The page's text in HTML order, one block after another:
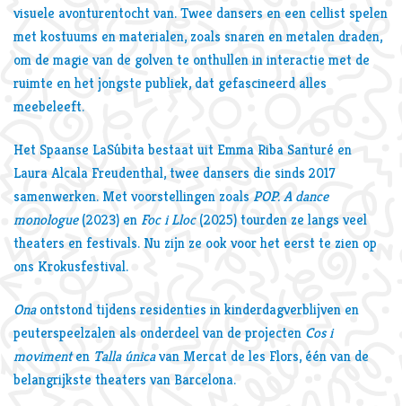
visuele avonturentocht van. Twee dansers en een cellist spelen
met kostuums en materialen, zoals snaren en metalen draden,
om de magie van de golven te onthullen in interactie met de
ruimte en het jongste publiek, dat gefascineerd alles
meebeleeft.
Het Spaanse LaSúbita bestaat uit Emma Riba Santuré en
Laura Alcala Freudenthal, twee dansers die sinds 2017
samenwerken. Met voorstellingen zoals POP. A dance
monologue(2023) en Foc i Lloc(2025) tourden ze langs veel
theaters en festivals. Nu zijn ze ook voor het eerst te zien op
ons Krokusfestival.
Onaontstond ​​tijdens residenties in kinderdagverblijven en
peuterspeelzalen als onderdeel van de projecten Cos i
movimenten Talla únicavan Mercat de les Flors, één van de
belangrijkste theaters van Barcelona.